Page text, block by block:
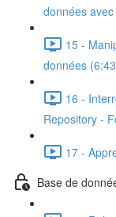
données
15 -
données
16 -
Repository -
17 -
Base de